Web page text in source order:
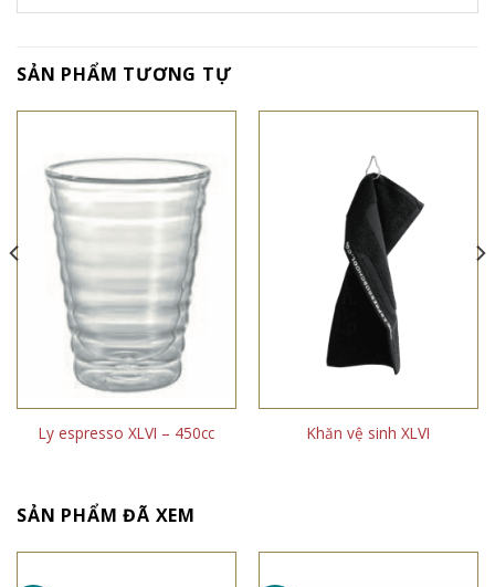
SẢN PHẨM TƯƠNG TỰ
Ly espresso XLVI – 450cc Khăn vệ sinh XLVI
SẢN PHẨM ĐÃ XEM